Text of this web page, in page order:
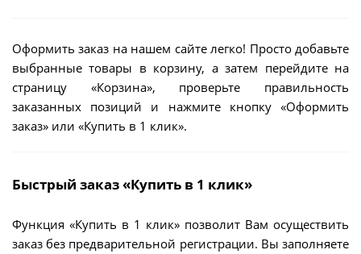
Оформить заказ на нашем сайте легко! Просто добавьте
выбранные товары в корзину, а затем перейдите на
страницу «Корзина», проверьте правильность
заказанных позиций и нажмите кнопку «Оформить
заказ» или «Купить в 1 клик».
Быстрый заказ «Купить в 1 клик»
Функция «Купить в 1 клик» позволит Вам осуществить
заказ без предварительной регистрации. Вы заполняете